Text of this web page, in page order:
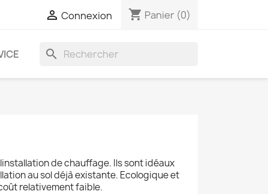
 Connexion shopping_cart Panier (0)
search
de chauffage. Ils sont idéaux
au sol déjà existante. Ecologique et
relativement faible.